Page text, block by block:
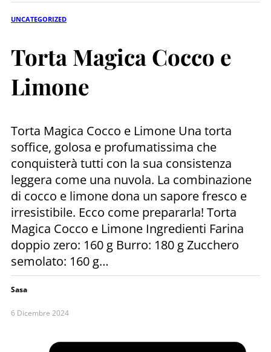
UNCATEGORIZED
Torta Magica Cocco e
Limone
Torta Magica Cocco e Limone Una torta
soffice, golosa e profumatissima che
conquisterà tutti con la sua consistenza
leggera come una nuvola. La combinazione
di cocco e limone dona un sapore fresco e
irresistibile. Ecco come prepararla! Torta
Magica Cocco e Limone Ingredienti Farina
doppio zero: 160 g Burro: 180 g Zucchero
semolato: 160 g…
Sasa
6 Dicembre 2024